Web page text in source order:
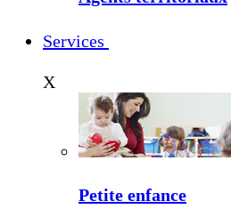
Services
X
Petite enfance